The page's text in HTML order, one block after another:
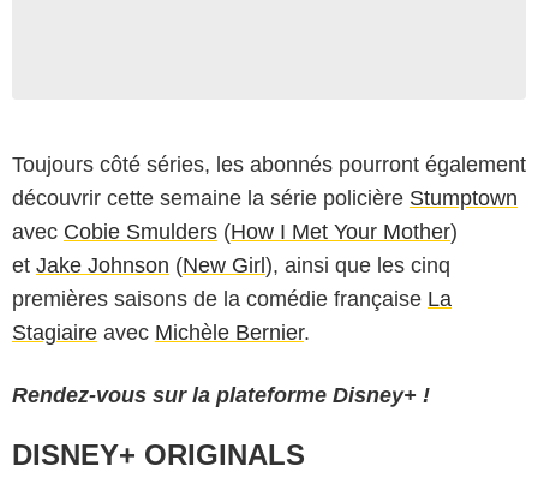
Toujours côté séries, les abonnés pourront également
découvrir cette semaine la série policière Stumptown
avec Cobie Smulders (How I Met Your Mother)
et Jake Johnson (New Girl), ainsi que les cinq
premières saisons de la comédie française La
Stagiaire avec Michèle Bernier.
Rendez-vous sur la plateforme Disney+ !
DISNEY+ ORIGINALS